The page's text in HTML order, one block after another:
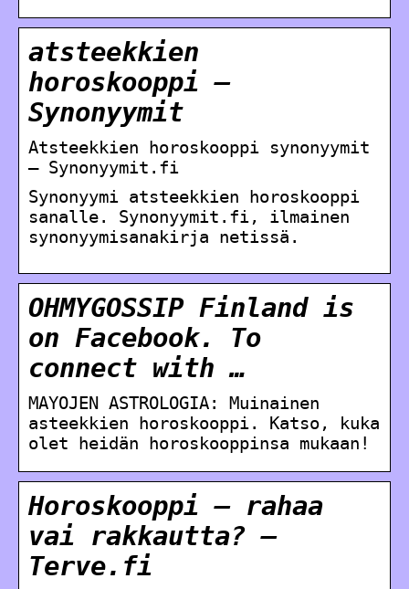
atsteekkien
horoskooppi –
Synonyymit
Atsteekkien horoskooppi synonyymit
– Synonyymit.fi
Synonyymi atsteekkien horoskooppi
sanalle. Synonyymit.fi, ilmainen
synonyymisanakirja netissä.
OHMYGOSSIP Finland is
on Facebook. To
connect with …
MAYOJEN ASTROLOGIA: Muinainen
asteekkien horoskooppi. Katso, kuka
olet heidän horoskooppinsa mukaan!
Horoskooppi – rahaa
vai rakkautta? –
Terve.fi